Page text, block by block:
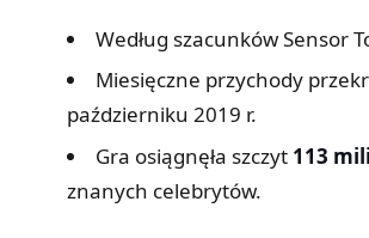
Według szacunków Sensor
Miesięczne przychody
październiku 2019 r.
Gra osiągnęła szczyt 113
znanych celebrytów.